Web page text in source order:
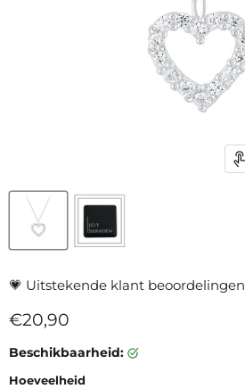
💗 Uitstekende klant beoordelingen
Huidige prijs
€20,90
Beschikbaarheid:
Hoeveelheid